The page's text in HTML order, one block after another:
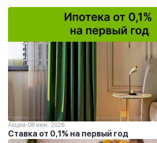
Акция 08 июн. 2026
Ставка от 0,1% на первый год